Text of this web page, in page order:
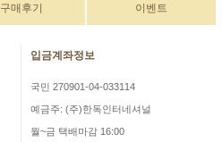
구매후기 이벤트
입금계좌정보
국민 270901-04-033114
예금주: (주)한독인터네셔널
월~금 택배마감 16:00